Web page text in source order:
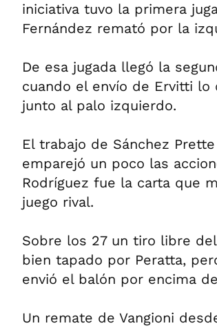
iniciativa tuvo la primera
Fernández remató por la
De esa jugada llegó la
cuando el envío de Ervitti lo
junto al palo izquierdo.
El trabajo de Sánchez
emparejó un poco las
Rodríguez fue la carta que
juego rival.
Sobre los 27 un tiro libre
bien tapado por Peratta,
envió el balón por encima
Un remate de Vangioni